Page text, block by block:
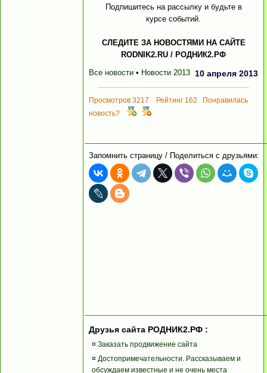
Подпишитесь на рассылку и будьте в
курсе событий.
СЛЕДИТЕ ЗА НОВОСТЯМИ НА САЙТЕ
RODNIK2.RU / РОДНИК2.РФ
Все новости • Новости 2013 10 апреля 2013
Просмотров 3217 Рейтинг 162 Понравилась
новость?
Запомнить страницу / Поделиться с друзьями:
Друзья сайта РОДНИК2.РФ :
¤ Заказать продвижение сайта
¤ Достопримечательности. Рассказываем и
обсуждаем известные и не очень места